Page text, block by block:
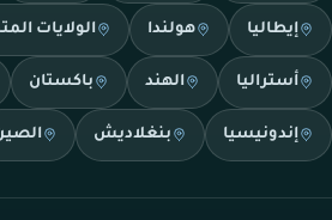
إيطاليا هولندا الولايات
أستراليا الهند باكستان
إندونيسيا بنغلاديش